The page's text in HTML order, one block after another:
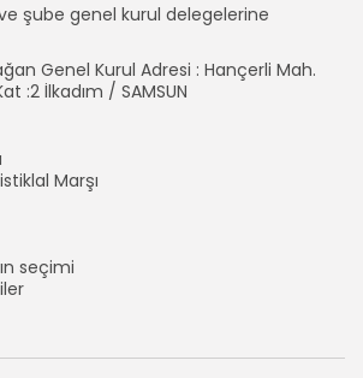
şube genel kurul delegelerine
Genel Kurul Adresi : Hançerli Mah.
:2 İlkadım / SAMSUN
Marşı
seçimi